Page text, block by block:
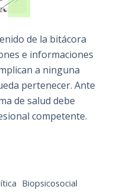
de la bitácora
e informaciones
a ninguna
pertenecer. Ante
de salud debe
competente.
Biopsicosocial